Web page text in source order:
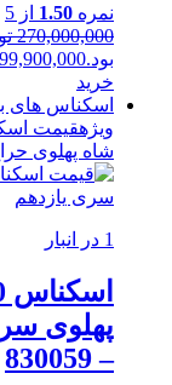
نمره 1.50 از 5
270,000,000
بود.
خرید
اسکناس های
ویژهقیمت
شاه پهلوی
1 در انبار
پهلوی
– 830059